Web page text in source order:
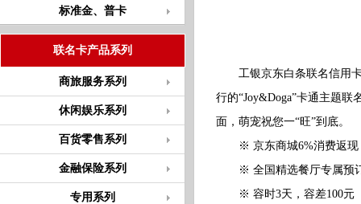
标准金、普卡
联名卡产品系列
商旅服务系列
休闲娱乐系列
百货零售系列
金融保险系列
专用系列
工银京东白条联名信用卡
行的“Joy&Doga”卡通主题
面，萌宠祝您一“旺”到底。
※ 京东商城6%消费返现
※ 全国精选餐厅专属预
※ 容时3天，容差100元